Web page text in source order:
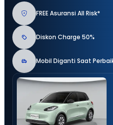
FREE Asuransi All Risk*
Diskon Charge 50%
Mobil Diganti Saat